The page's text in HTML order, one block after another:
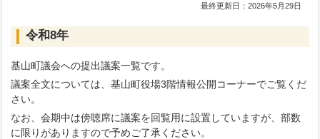
最終更新日：2026年5月29日
令和8年
基山町議会への提出議案一覧です。
議案全文については、基山町役場3階情報公開コーナーでご覧くだ
さい。
なお、会期中は傍聴席に議案を回覧用に設置していますが、部数
に限りがありますので予めご了承ください。